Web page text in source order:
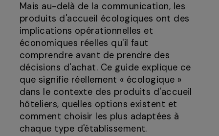
Mais au-delà de la communication, les
produits d'accueil écologiques ont des
implications opérationnelles et
économiques réelles qu'il faut
comprendre avant de prendre des
décisions d'achat. Ce guide explique ce
que signifie réellement « écologique »
dans le contexte des produits d'accueil
hôteliers, quelles options existent et
comment choisir les plus adaptées à
chaque type d'établissement.